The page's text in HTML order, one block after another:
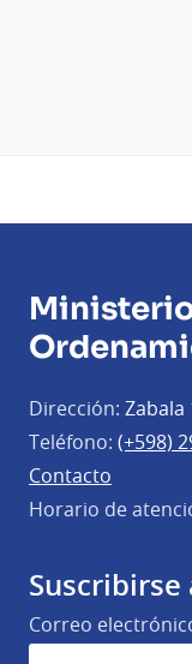
Dirección: Zabala
Teléfono: (+598)
Contacto
Horario de
Correo